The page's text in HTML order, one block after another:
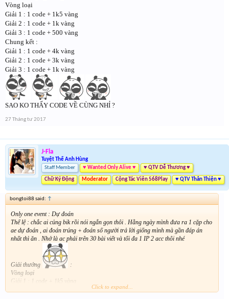
Vòng loại
Giải 1 : 1 code + 1k5 vàng
Giải 2 : 1 code + 1k vàng
Giải 3 : 1 code + 500 vàng
Chung kết :
Giải 1 : 1 code + 4k vàng
Giải 2 : 1 code + 3k vàng
Giải 3 : 1 code + 1k vàng
SAO KO THẤY CODE VỀ CÙNG NHỈ ?
27 Tháng tư 2017
J-Fla
Tuyệt Thế Anh Hùng
Staff Member
♥ Wanted Only Alive ♥ ♥ QTV Dễ Thương ♥
Chữ Ký Động Moderator Cộng Tác Viên 568Play ♥ QTV Thân Thiện ♥
bongtoi88 said: ↑
Only one event : Dự đoán
Thể lệ : chắc ai củng bik rồi nói ngắn gọn thôi . Hằng ngày mình đưa ra 1 cặp cho
ae dự đoán , ai đoán trúng + đoán số người trả lời giống mình mà gần đáp án
nhất thì ăn . Nhớ là ac phải trên 30 bài viết và tối đa 1 IP 2 acc thôi nhé
Giải thưởng
:
Vòng loại
Giải 1 : 1 code + 1k5 vàng
Click to expand...